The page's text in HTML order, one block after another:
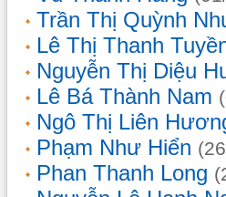
Trần Thị Quỳnh
Lê Thị Thanh
Nguyễn Thị Diệu
Lê Bá Thành Nam
Ngô Thị Liên
Phạm Như Hiển
Phan Thanh Long